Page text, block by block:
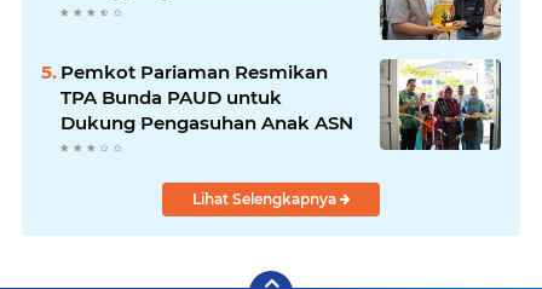
Pemkot Pariaman Resmikan
TPA Bunda PAUD untuk
Dukung Pengasuhan Anak ASN
Lihat Selengkapnya